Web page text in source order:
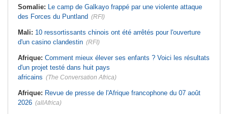
Somalie: Le camp de Galkayo frappé par une violente attaque
des Forces du Puntland (RFI)
Mali: 10 ressortissants chinois ont été arrêtés pour l'ouverture
d'un casino clandestin (RFI)
Afrique: Comment mieux élever ses enfants ? Voici les résultats
d'un projet testé dans huit pays
africains (The Conversation Africa)
Afrique: Revue de presse de l'Afrique francophone du 07 août
2026 (allAfrica)